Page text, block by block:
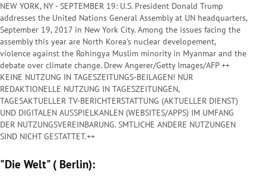
NEW YORK, NY - SEPTEMBER 19: U.S. President Donald Trump
addresses the United Nations General Assembly at UN headquarters,
September 19, 2017 in New York City. Among the issues facing the
assembly this year are North Korea's nuclear developement,
violence against the Rohingya Muslim minority in Myanmar and the
debate over climate change. Drew Angerer/Getty Images/AFP ++
KEINE NUTZUNG IN TAGESZEITUNGS-BEILAGEN! NUR
REDAKTIONELLE NUTZUNG IN TAGESZEITUNGEN,
TAGESAKTUELLER TV-BERICHTERSTATTUNG (AKTUELLER DIENST)
UND DIGITALEN AUSSPIELKANLEN (WEBSITES/APPS) IM UMFANG
DER NUTZUNGSVEREINBARUNG. SMTLICHE ANDERE NUTZUNGEN
SIND NICHT GESTATTET.++
"Die Welt" ( Berlin):